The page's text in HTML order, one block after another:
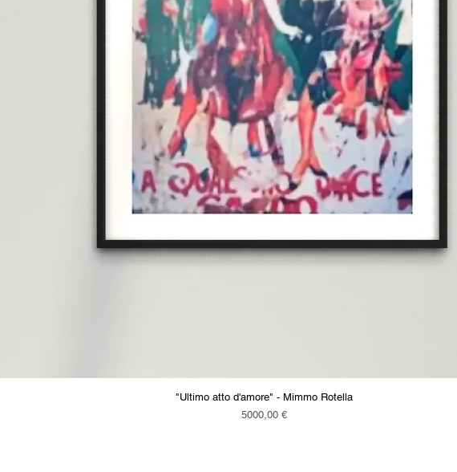
Vista rapida
"Ultimo atto d'amore" - Mimmo Rotella
Prezzo
5000,00 €